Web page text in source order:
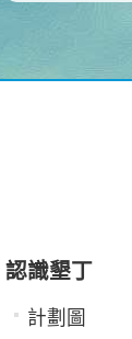
認識墾丁
計劃圖